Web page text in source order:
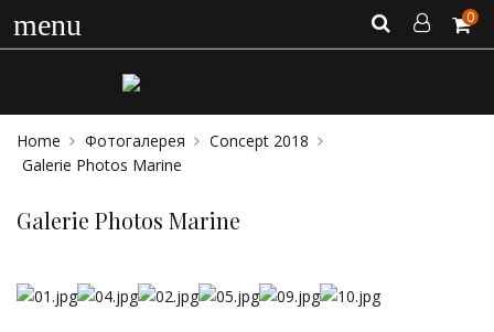
menu 0
Home Фотогалерея
Concept 2018
Galerie Photos Marine
Galerie Photos Marine